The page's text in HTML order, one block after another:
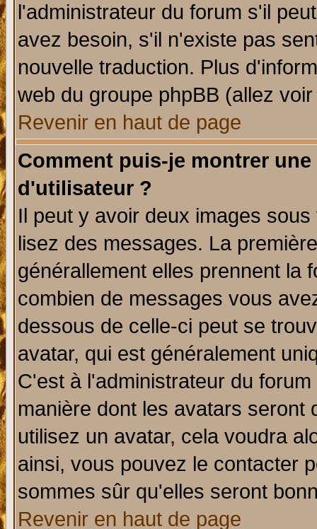
l'administrateur du forum s'il
avez besoin, s'il n'existe pas
nouvelle traduction. Plus
web du groupe phpBB (allez
Revenir en haut de page
Comment puis-je montrer
d'utilisateur ?
Il peut y avoir deux images
lisez des messages. La
générallement elles prennent la
combien de messages vous
dessous de celle-ci peut se
avatar, qui est généralement
C'est à l'administrateur du
manière dont les avatars seront
utilisez un avatar, cela voudra
ainsi, vous pouvez le contacter
sommes sûr qu'elles seront
Revenir en haut de page